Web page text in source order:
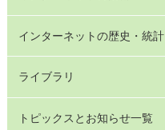
インターネットの歴史・統計
ライブラリ
トピックスとお知らせ一覧